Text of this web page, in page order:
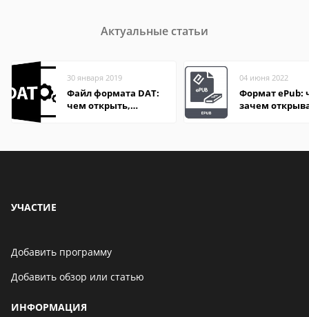
Актуальные статьи
30 января 2019
Файл формата DAT:
чем открыть,
04 июня 2022
Формат ePub:
зачем
УЧАСТИЕ
Добавить программу
Добавить обзор или статью
ИНФОРМАЦИЯ